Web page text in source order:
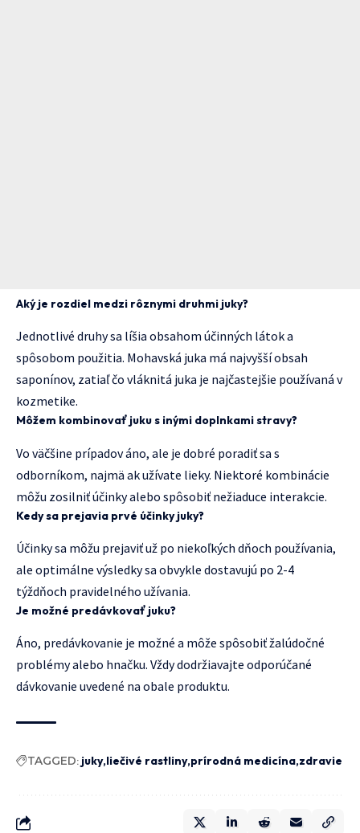
Aký je rozdiel medzi rôznymi druhmi juky?
Jednotlivé druhy sa líšia obsahom účinných látok a
spôsobom použitia. Mohavská juka má najvyšší obsah
saponínov, zatiaľ čo vláknitá juka je najčastejšie používaná v
kozmetike.
Môžem kombinovať juku s inými doplnkami stravy?
Vo väčšine prípadov áno, ale je dobré poradiť sa s
odborníkom, najmä ak užívate lieky. Niektoré kombinácie
môžu zosilniť účinky alebo spôsobiť nežiaduce interakcie.
Kedy sa prejavia prvé účinky juky?
Účinky sa môžu prejaviť už po niekoľkých dňoch používania,
ale optimálne výsledky sa obvykle dostavujú po 2-4
týždňoch pravidelného užívania.
Je možné predávkovať juku?
Áno, predávkovanie je možné a môže spôsobiť žalúdočné
problémy alebo hnačku. Vždy dodržiavajte odporúčané
dávkovanie uvedené na obale produktu.
TAGGED: juky liečivé rastliny prírodná medicína zdravie